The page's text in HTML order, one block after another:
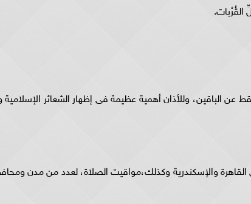
عن الباقين، وللأذان أهمية عظيمة فى إظهار الشعائر
القاهرة والإسكندرية وكذلك،مواقيت الصلاة، لعدد من مدن